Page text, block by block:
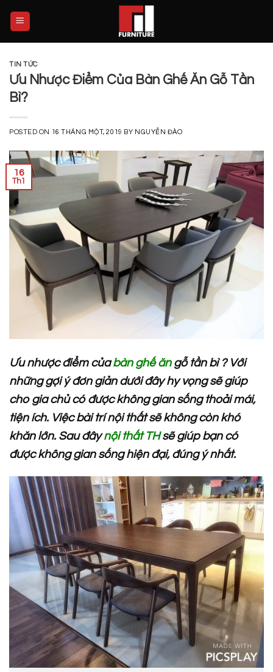
TIN TỨC
Ưu Nhược Điểm Của Bàn Ghế Ăn Gỗ Tần
Bì?
POSTED ON 16 THÁNG MỘT, 2019 BY NGUYỄN ĐÀO
16
Th1
Ưu nhược điểm củabàn ghế ăngỗ tần bì ? Với
những gợi ý đơn giản dưới đây hy vọng sẽ giúp
cho gia chủ có được không gian sống thoải mái,
tiện ích. Việc bài trí nội thất sẽ không còn khó
khăn lớn. Sau đâynội thất THsẽ giúp bạn có
được không gian sống hiện đại, đúng ý nhất.